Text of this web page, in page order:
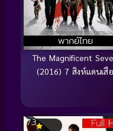
พากย์ไทย
The Magnificent
(2016) 7 สิงห์แดนเสือ
Full
7.3